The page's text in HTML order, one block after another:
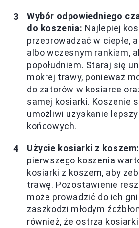
Wybór odpowiedniego
do koszenia: Najlepiej
przeprowadzać w ciepłe,
albo wczesnym rankiem,
popołudniem. Staraj się
mokrej trawy, ponieważ
do zatorów w kosiarce
samej kosiarki. Koszenie
umożliwi uzyskanie
końcowych.
Użycie kosiarki z koszem:
pierwszego koszenia
kosiarki z koszem, aby
trawę. Pozostawienie
może prowadzić do ich
zaszkodzi młodym
również, że ostrza